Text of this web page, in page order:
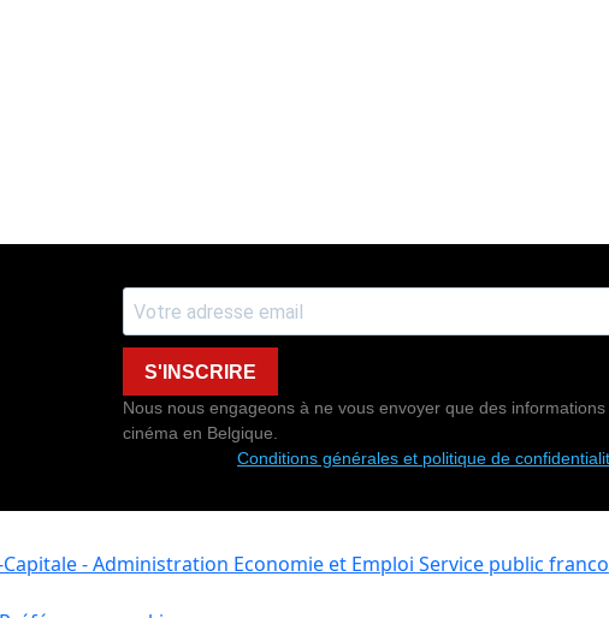
S'INSCRIRE
Nous nous engageons à ne vous envoyer que des
cinéma en Belgique.
Conditions générales et politique de
- Administration Economie et Emploi Service public